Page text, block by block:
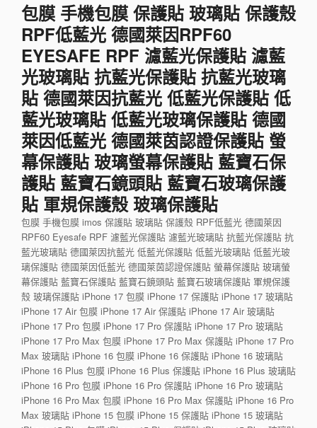
包膜 手機包膜 保護貼 玻璃貼 保護殼
RPF低藍光 德國萊因RPF60
EYESAFE RPF 濾藍光保護貼 濾藍
光玻璃貼 抗藍光保護貼 抗藍光玻璃
貼 德國萊因抗藍光 低藍光保護貼 低
藍光玻璃貼 低藍光玻璃保護貼 德國
萊因低藍光 德國萊茵認證保護貼 螢
幕保護貼 玻璃螢幕保護貼 藍寶石保
護貼 藍寶石鏡頭貼 藍寶石玻璃保護
貼 軍規保護殼 玻璃保護貼
包膜 手機包膜 imos 保護貼 玻璃貼 保護殼 RPF低藍光 德國萊因
RPF60 Eyesafe RPF 濾藍光保護貼 濾藍光玻璃貼 抗藍光保護貼 抗
藍光玻璃貼 德國萊因抗藍光 低藍光保護貼 低藍光玻璃貼 低藍光玻
璃保護貼 德國萊因低藍光 德國萊茵認證保護貼 螢幕保護貼 玻璃螢
幕保護貼 藍寶石保護貼 藍寶石鏡頭貼 藍寶石玻璃保護貼 軍規保護
殼 玻璃保護貼 iPhone 17 包膜 iPhone 17 保護貼 iPhone 17 玻璃貼
iPhone 17 Air 包膜 iPhone 17 Air 保護貼 iPhone 17 Air 玻璃貼
iPhone 17 Pro 包膜 iPhone 17 Pro 保護貼 iPhone 17 Pro 玻璃貼
iPhone 17 Pro Max 包膜 iPhone 17 Pro Max 保護貼 iPhone 17 Pro
Max 玻璃貼 iPhone 16 包膜 iPhone 16 保護貼 iPhone 16 玻璃貼
iPhone 16 Plus 包膜 iPhone 16 Plus 保護貼 iPhone 16 Plus 玻璃貼
iPhone 16 Pro 包膜 iPhone 16 Pro 保護貼 iPhone 16 Pro 玻璃貼
iPhone 16 Pro Max 包膜 iPhone 16 Pro Max 保護貼 iPhone 16 Pro
Max 玻璃貼 iPhone 15 包膜 iPhone 15 保護貼 iPhone 15 玻璃貼